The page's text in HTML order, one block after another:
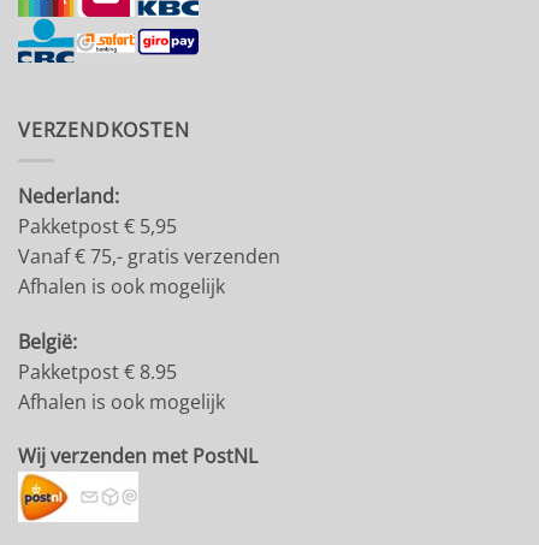
VERZENDKOSTEN
Nederland:
Pakketpost € 5,95
Vanaf € 75,- gratis verzenden
Afhalen is ook mogelijk
België:
Pakketpost € 8.95
Afhalen is ook mogelijk
Wij verzenden met PostNL